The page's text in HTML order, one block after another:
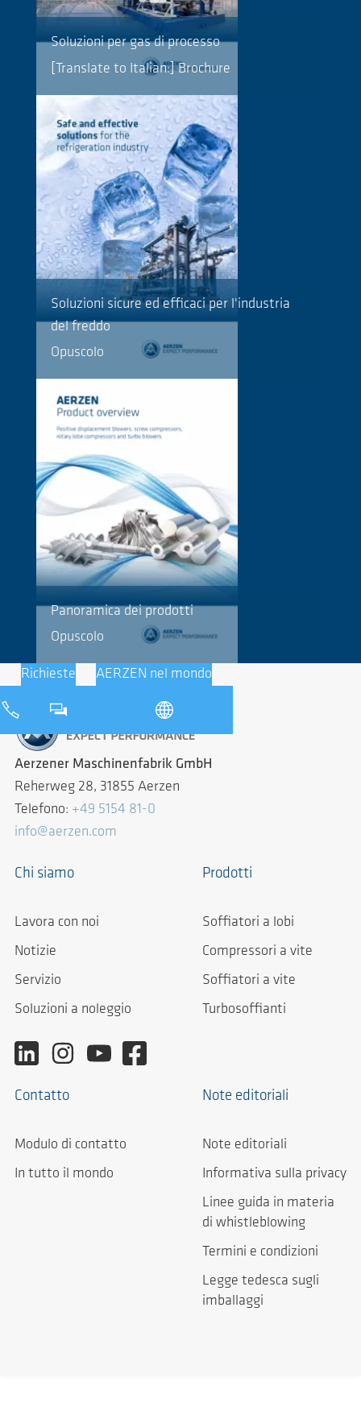
Soluzioni per gas di processo
[Translate to Italian:] Brochure
Soluzioni sicure ed efficaci per l'industria
del freddo
Opuscolo
Panoramica dei prodotti
Opuscolo
Richieste AERZEN nel mondo
Aerzener Maschinenfabrik GmbH
Reherweg 28, 31855 Aerzen
Telefono: +49 5154 81-0
info@aerzen.com
Chi siamo
Lavora con noi
Notizie
Servizio
Soluzioni a noleggio
Prodotti
Soffiatori a lobi
Compressori a vite
Soffiatori a vite
Turbosoffianti
Contatto
Modulo di contatto
In tutto il mondo
Note editoriali
Note editoriali
Informativa sulla privacy
Linee guida in materia
di whistleblowing
Termini e condizioni
Legge tedesca sugli
imballaggi